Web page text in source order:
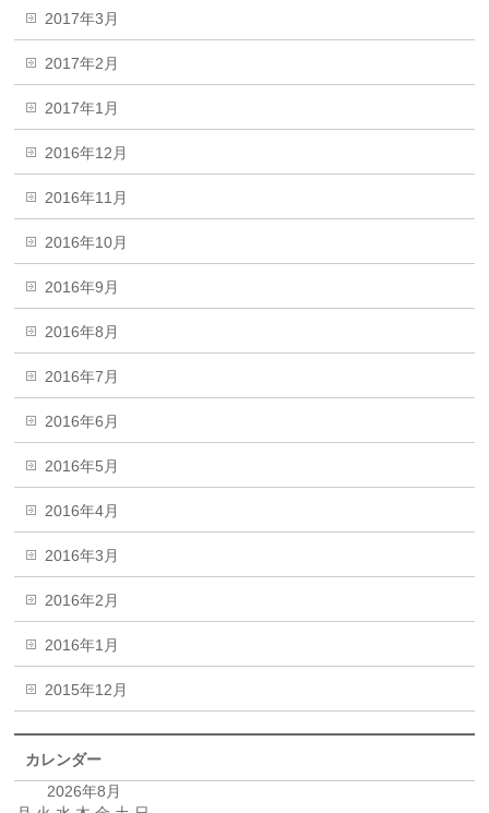
2017年3月
2017年2月
2017年1月
2016年12月
2016年11月
2016年10月
2016年9月
2016年8月
2016年7月
2016年6月
2016年5月
2016年4月
2016年3月
2016年2月
2016年1月
2015年12月
カレンダー
2026年8月